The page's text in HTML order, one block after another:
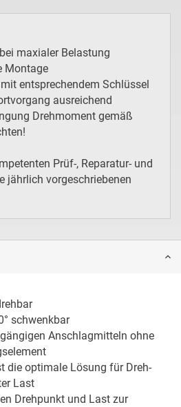
maxialer Belastung
Montage
entsprechendem Schlüssel
ausreichend
Drehmoment gemäß
Prüf-, Reparatur- und
jährlich vorgeschriebenen
schwenkbar
Anschlagmitteln ohne
die optimale Lösung für Dreh-
Last
Drehpunkt und Last zur